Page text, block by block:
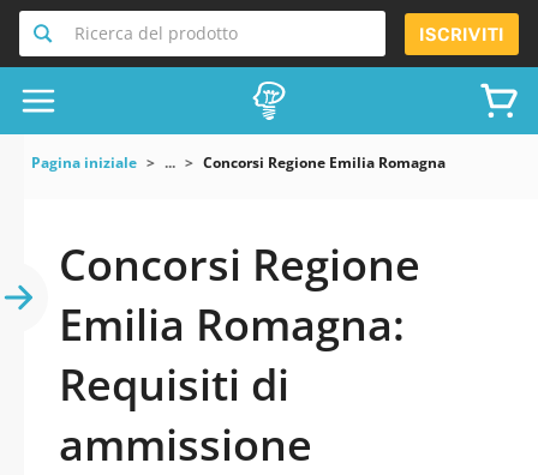
Ricerca del prodotto ISCRIVITI
Pagina iniziale ... Concorsi Regione Emilia Romagna
Concorsi Regione
Emilia Romagna:
Requisiti di
ammissione